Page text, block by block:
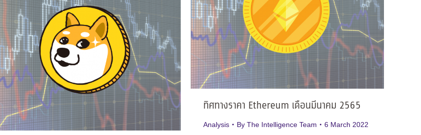
ทิศทางราคา Ethereum เดือนมีนาคม 2565
Analysis By The Intelligence Team 6 March 2022